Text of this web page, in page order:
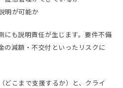
明が可能か
にも説明責任が生じます。要件不備
の減額・不交付といったリスクに
どこまで支援するか）と、クライ